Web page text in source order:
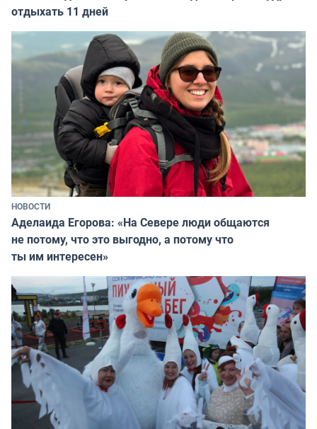
отдыхать 11 дней
НОВОСТИ
Аделаида Егорова: «На Севере люди общаются
не потому, что это выгодно, а потому что
ты им интересен»